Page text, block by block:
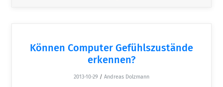
Können Computer Gefühlszustände
erkennen?
2013-10-29 / Andreas Dolzmann